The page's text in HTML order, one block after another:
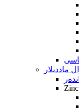
ماددىلار